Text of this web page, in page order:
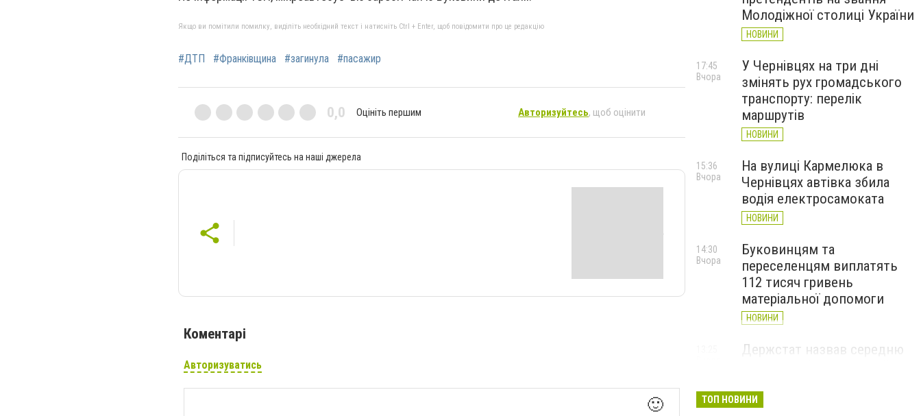
Якщо ви помітили помилку, виділіть необхідний текст і натисніть Ctrl + Enter, щоб повідомити про це редакцію
#ДТП #Франківщина #загинула #пасажир
0,0 Оцініть першим Авторизуйтесь, щоб оцінити
Поділіться та підписуйтесь на наші джерела
Коментарі
Авторизуватись
🙂
Молодіжної столиці України
НОВИНИ
У Чернівцях на три дні
змінять рух громадського
транспорту: перелік
маршрутів
НОВИНИ
17:45
Вчора
На вулиці Кармелюка в
Чернівцях автівка збила
водія електросамоката
НОВИНИ
15:36
Вчора
Буковинцям та
переселенцям виплатять
112 тисяч гривень
матеріальної допомоги
НОВИНИ
14:30
Вчора
Держстат назвав середню
найбільше
ТОП НОВИНИ